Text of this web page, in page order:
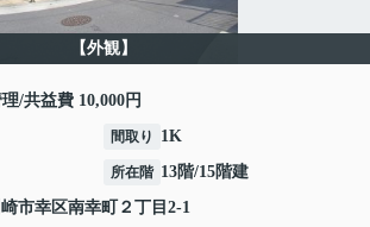
【外観】
/共益費 10,000円
間取り 1K
所在階 13階/15階建
市幸区南幸町 ２丁目2-1